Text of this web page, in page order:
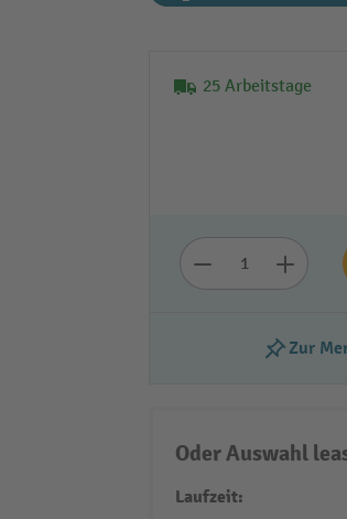
25 Arbeitstage
Zur
Oder Auswahl
Laufzeit: